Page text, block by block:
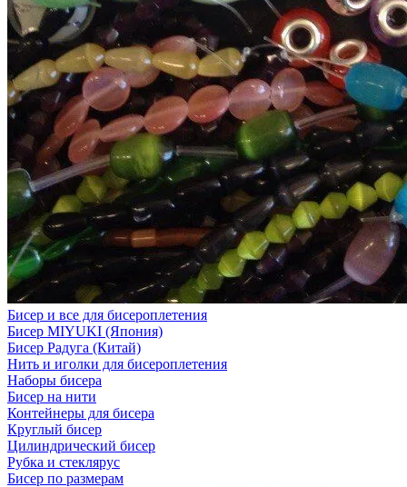
Бисер и все для бисероплетения
Бисер MIYUKI (Япония)
Бисер Радуга (Китай)
Нить и иголки для бисероплетения
Наборы бисера
Бисер на нити
Контейнеры для бисера
Круглый бисер
Цилиндрический бисер
Рубка и стеклярус
Бисер по размерам